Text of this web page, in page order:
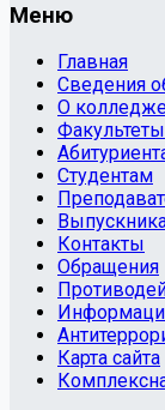
Меню
Главная
Сведения
О
Факультеты
Студентам
Контакты
Обращения
Карта сайта